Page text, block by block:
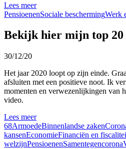
Lees meer
PensioenenSociale beschermingWerk
Bekijk hier mijn top 20
30/12/20
Het jaar 2020 loopt op zijn einde.
afsluiten met een positieve noot. Ik
momenten en verwezenlijkingen van
video.
Lees meer
68ArmoedeBinnenlandse zaken
kansenEconomieFinanciën en
welzijnPensioenenSamentegencorona